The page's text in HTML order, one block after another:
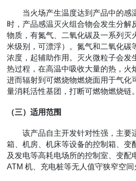
当火场产生温度达到产品中的感
时，产品感温灭火组合物会发生分解
物质，有氮气、二氧化碳及一系列灭
米级别，可漂浮）。氮气和二氧化碳
浓度，起辅助作用。灭火微粒子会发
热过程，在高温中吸收大量的热，火
进而辐射到可燃烧物燃烧面用于气化
量消耗活性基团，打断可燃物燃烧链
（三）适用范围
该产品自主开发针对性强，主要
箱、机房、机床等设备的控制箱、变
及发电等高耗电场所的控制室、变配
ATM 机、充电桩等无人值守狭窄空间